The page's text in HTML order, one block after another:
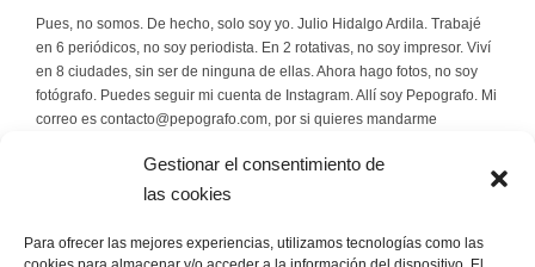
Gestionar el consentimiento de
las cookies
Para ofrecer las mejores experiencias, utilizamos tecnologías como las
Pues, no somos. De hecho, solo soy yo. Julio Hidalgo Ardila. Trabajé
en 6 periódicos, no soy periodista. En 2 rotativas, no soy impresor. Viví
en 8 ciudades, sin ser de ninguna de ellas. Ahora hago fotos, no soy
fotógrafo. Puedes seguir mi cuenta de Instagram. Allí soy Pepografo. Mi
correo es contacto@pepografo.com, por si quieres mandarme
contacto@pepografo.com